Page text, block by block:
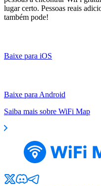
lugar certo. Pessoas reais
também pode!
Baixe para iOS
Baixe para Android
Saiba mais sobre WiFi Map